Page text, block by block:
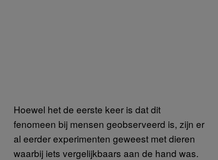
Hoewel het de eerste keer is dat dit
fenomeen bij mensen geobserveerd is, zijn er
al eerder experimenten geweest met dieren
waarbij iets vergelijkbaars aan de hand was.